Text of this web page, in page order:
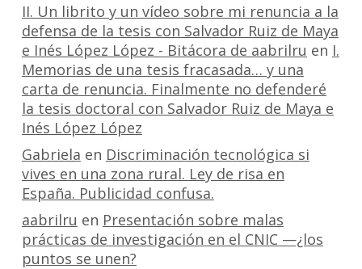
II. Un librito y un vídeo sobre mi renuncia a la
defensa de la tesis con Salvador Ruiz de Maya
e Inés López López - Bitácora de aabrilru en I.
Memorias de una tesis fracasada… y una
carta de renuncia. Finalmente no defenderé
la tesis doctoral con Salvador Ruiz de Maya e
Inés López López
Gabriela en Discriminación tecnológica si
vives en una zona rural. Ley de risa en
España. Publicidad confusa.
aabrilru en Presentación sobre malas
prácticas de investigación en el CNIC —¿los
puntos se unen?